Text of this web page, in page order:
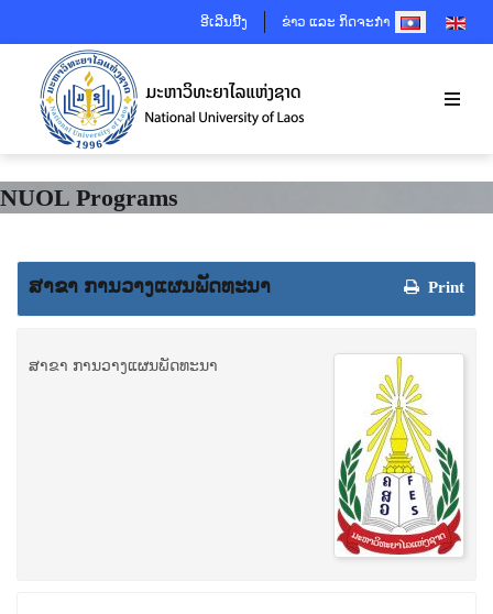
ອີເລີນນີ້ງ ຂ່າວ ແລະ ກິດຈະກຳSELECT YOUR
NUOL Programs
Print
ສາຂາ ການວາງແຜນພັດທະນາ
ສາຂາ ການວາງແຜນພັດທະນາ